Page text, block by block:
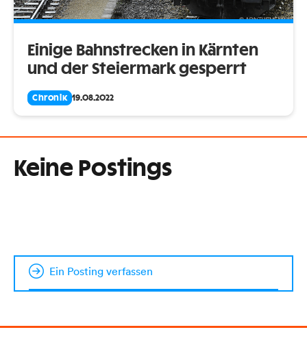
Einige Bahnstrecken in Kärnten
und der Steiermark gesperrt
Chronik 19.08.2022
Keine Postings
Ein Posting verfassen